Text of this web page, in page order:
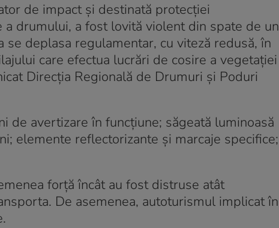
de impact și destinată protecției
drumului, a fost lovită violent din spate de un
deplasa regulamentar, cu viteză redusă, în
care efectua lucrări de cosire a vegetației
Direcția Regională de Drumuri și Poduri
de avertizare în funcțiune; săgeată luminoasă
elemente reflectorizante și marcaje specifice;
forță încât au fost distruse atât
De asemenea, autoturismul implicat în